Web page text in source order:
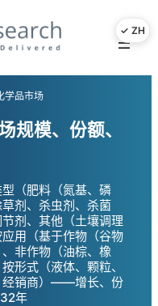
学品市场
规模、份额、
（肥料（氮基、磷
剂、杀虫剂、杀菌
剂、其他（土壤调理
用（基于作物（谷物
非作物（油棕、橡
形式（液体、颗粒、
经销商）——增长、份
年